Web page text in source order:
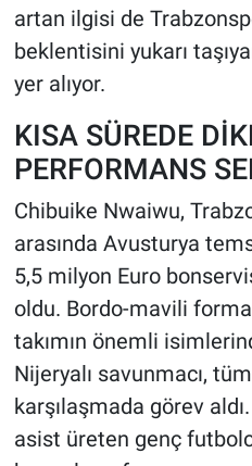
artan ilgisi de
beklentisini yukarı
yer alıyor.
KISA SÜREDE
PERFORMANS
Chibuike Nwaiwu,
arasında Avusturya
5,5 milyon Euro
oldu. Bordo-mavili
takımın önemli
Nijeryalı savunmacı,
karşılaşmada görev
asist üreten genç